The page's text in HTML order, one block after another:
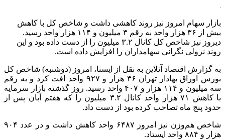
بازار سهام امروز نیز روند کاهشی داشت و شاخص کل با کاهش
بیش از ۳۶ هزار واحد به رقم ۳ میلیون و ۱۱۴ هزار واحد رسید.
دیروز نیز شاخص کل کانال ۳.۲ میلیون را از دست داده بود و این
روند نزولی نگرانی سهامداران را افزایش داده است.
به گزارش اقتصاد آنلاین به نقل از ایسنا، امروز (دوشنبه) شاخص کل
بورس اوراق بهادار تهران ۳۶ هزار و ۹۲۷ واحد افت کرد و به رقم
سه میلیون و ۱۱۴ هزار و ۴۰۷ واحد رسید. روز گذشته بازار سرمایه
با کاهش ۷۱ هزار واحد کانال ۳.۲ میلیون را که هفتم آبان پس از
حدود پنج ماه تصاحب کرده بود از دست داد.
شاخص هم‌وزن نیز امروز ۶۴۸۷ واحد کاهش داشت و در عدد ۹۰۴
هزار و ۸۸۴ واحد ایستاد.